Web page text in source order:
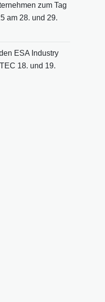
zum Tag
am 28. und 29.
ESA Industry
18. und 19.